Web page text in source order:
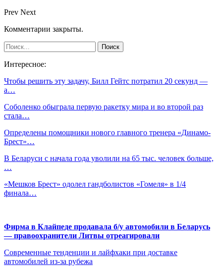
Prev Next
Комментарии закрыты.
Интересное:
Чтобы решить эту задачу, Билл Гейтс потратил 20 секунд —
а…
Соболенко обыграла первую ракетку мира и во второй раз
стала…
Определены помощники нового главного тренера «Динамо-
Брест»…
В Беларуси с начала года уволили на 65 тыс. человек больше,
…
«Мешков Брест» одолел гандболистов «Гомеля» в 1/4
финала…
Фирма в Клайпеде продавала б/у автомобили в Беларусь
— правоохранители Литвы отреагировали
Современные тенденции и лайфхаки при доставке
автомобилей из-за рубежа